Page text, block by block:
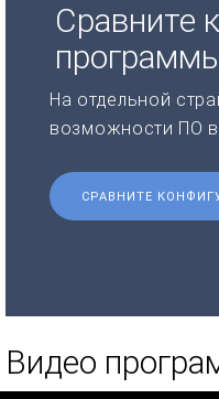
Сравните
На отдельной
возможности ПО в
СРАВНИТЕ
Видео